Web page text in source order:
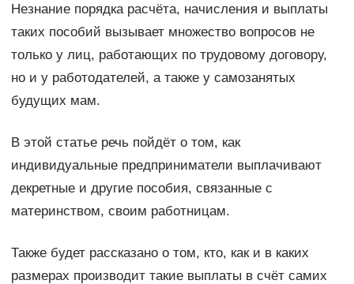
Незнание порядка расчёта, начисления и выплаты
таких пособий вызывает множество вопросов не
только у лиц, работающих по трудовому договору,
но и у работодателей, а также у самозанятых
будущих мам.
В этой статье речь пойдёт о том, как
индивидуальные предприниматели выплачивают
декретные и другие пособия, связанные с
материнством, своим работницам.
Также будет рассказано о том, кто, как и в каких
размерах производит такие выплаты в счёт самих